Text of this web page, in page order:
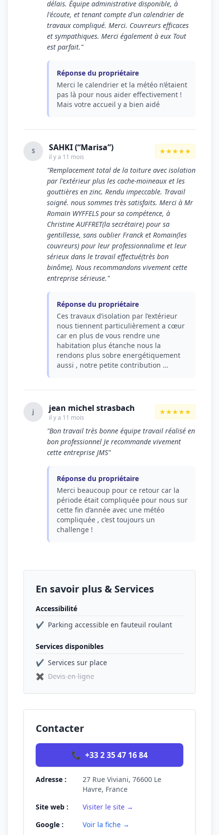
délais. Équipe administrative disponible, à
l'écoute, et tenant compte d'un calendrier de
travaux compliqué. Merci. Couvreurs efficaces
et sympathiques. Merci également à eux Tout
est parfait."
Réponse du propriétaire
Merci le calendrier et la météo n’étaient
pas là pour nous aider effectivement !
Mais votre accueil y a bien aidé
S SAHKI (“Marisa”)
il y a 11 mois
★★★★★
"Remplacement total de la toiture avec isolation
par l'extérieur plus les cache-moineaux et les
gouttières en zinc. Rendu impeccable. Travail
soigné. nous sommes très satisfaits. Merci à Mr
Romain WYFFELS pour sa compétence, à
Christine AUFFRET(la secrétaire) pour sa
gentillesse, sans oublier Franck et Romain(les
couvreurs) pour leur professionnalime et leur
sérieux dans le travail effectué(très bon
binôme). Nous recommandons vivement cette
entreprise sérieuse."
Réponse du propriétaire
Ces travaux d’isolation par l’extérieur
nous tiennent particulièrement a cœur
car en plus de vous rendre une
habitation plus étanche nous la
rendons plus sobre energétiquement
aussi , notre petite contribution …
j jean michel strasbach
il y a 11 mois
★★★★★
"Bon travail très bonne équipe travail réalisé en
bon professionnel Je recommande vivement
cette entreprise JMS"
Réponse du propriétaire
Merci beaucoup pour ce retour car la
période était compliquée pour nous sur
cette fin d’année avec une météo
compliquée , c’est toujours un
challenge !
En savoir plus & Services
Accessibilité
✔ Parking accessible en fauteuil roulant
Services disponibles
✔ Services sur place
✖ Devis en ligne
Contacter
📞 +33 2 35 47 16 84
Adresse :
27 Rue Viviani, 76600 Le
Havre, France
Site web :
Visiter le site →
Google :
Voir la fiche →